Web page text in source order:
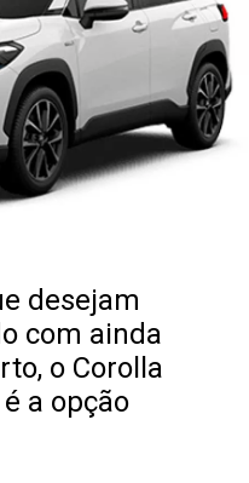
desejam
com ainda
o Corolla
a opção